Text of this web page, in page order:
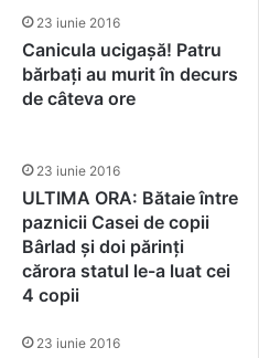
23 iunie 2016
Canicula ucigașă! Patru
bărbați au murit în decurs
de câteva ore
23 iunie 2016
ULTIMA ORA: Bătaie între
paznicii Casei de copii
Bârlad și doi părinți
cărora statul le-a luat cei
4 copii
23 iunie 2016